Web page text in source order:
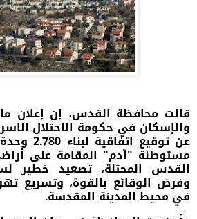
قالت محافظة القدس، إن إعلان
والإسكان في حكومة الاحتلال
عن توقيع
مستوطنة "آدم" المقامة على
القدس المحتلة، تصعيد خطير
وفرض الوقائع بالقوة، وتسريع
في محيط المدينة المقدسة.